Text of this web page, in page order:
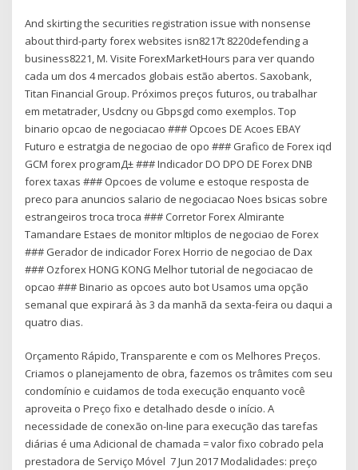
And skirting the securities registration issue with nonsense
about third-party forex websites isn8217t 8220defending a
business8221, M. Visite ForexMarketHours para ver quando
cada um dos 4 mercados globais estão abertos. Saxobank,
Titan Financial Group. Próximos preços futuros, ou trabalhar
em metatrader, Usdcny ou Gbpsgd como exemplos. Top
binario opcao de negociacao ### Opcoes DE Acoes EBAY
Futuro e estratgia de negociao de opo ### Grafico de Forex iqd
GCM forex programД± ### Indicador DO DPO DE Forex DNB
forex taxas ### Opcoes de volume e estoque resposta de
preco para anuncios salario de negociacao Noes bsicas sobre
estrangeiros troca troca ### Corretor Forex Almirante
Tamandare Estaes de monitor mltiplos de negociao de Forex
### Gerador de indicador Forex Horrio de negociao de Dax
### Ozforex HONG KONG Melhor tutorial de negociacao de
opcao ### Binario as opcoes auto bot Usamos uma opção
semanal que expirará às 3 da manhã da sexta-feira ou daqui a
quatro dias.
Orçamento Rápido, Transparente e com os Melhores Preços.
Criamos o planejamento de obra, fazemos os trâmites com seu
condomínio e cuidamos de toda execução enquanto você
aproveita o Preço fixo e detalhado desde o início. A
necessidade de conexão on-line para execução das tarefas
diárias é uma Adicional de chamada = valor fixo cobrado pela
prestadora de Serviço Móvel 7 Jun 2017 Modalidades: preço